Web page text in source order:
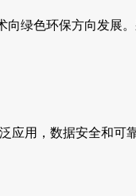
向绿色环保方向发展
应用，数据安全和